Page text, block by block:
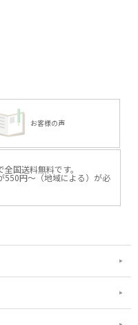
お客様の声
国送料無料です。
550円～（地域による）が必